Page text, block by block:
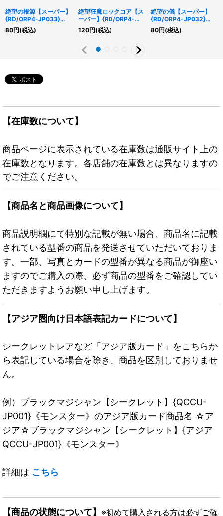
絶望の根源【スーパー】
{RD/ORP4-JP033}
《RD魔法》
80円(税込)
絶望狂魔ロックコア【ス
ーパー】{RD/ORP4-
JP023}《RDフュージョ
ン》
120円(税込)
絶望の儀【スーパー】
{RD/ORP4-JP032}
《RD魔法》
80円(税込)
【在庫数について】
商品ページに表示されている在庫数は通販サイト上の
在庫数となります。各店舗の在庫数とは異なりますの
でご注意ください。
【商品名と商品画像について】
商品説明欄にて特別な記載が無い場合、商品名に記載
されている型番の商品を発送させていただいておりま
す。一部、写真とカードの型番が異なる商品が御座い
ますのでご購入の際、必ず商品の型番をご確認してい
ただきますようお願い申し上げます。
【アジア圏向け日本語表記カードについて】
シークレットレアなど「アジア版カード」をこちらか
ら表記している場合を除き、商品を区別しておりませ
ん。
例）ブラックマジシャン【シークレット】{QCCU-
JP001}《モンスター》のアジア版カード商品名 ☆ア
ジア☆ブラックマジシャン【シークレット】{アジア
QCCU-JP001}《モンスター》
詳細は こちら
【商品の状態について】 ※初めて購入される方は必ずご確